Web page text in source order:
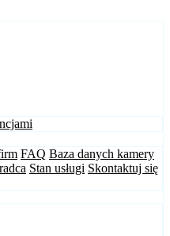
FAQ Baza danych kamery
Stan usługi Skontaktuj się